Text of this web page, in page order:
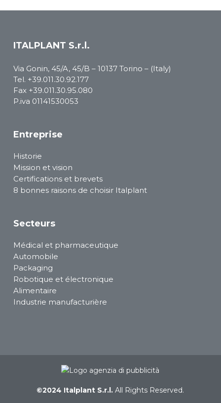
ITALPLANT S.r.l.
Via Gonin, 45/A, 45/B – 10137 Torino – (Italy)
Tel. +39.011.30.92.177
Fax +39.011.30.95.080
P.iva 01141530053
Entreprise
Historie
Mission et vision
Certifications et brevets
8 bonnes raisons de choisir Italplant
Secteurs
Médical et pharmaceutique
Automobile
Packaging
Robotique et électronique
Alimentaire
Industrie manufacturière
©2024 Italplant S.r.l. All Rights Reserved.